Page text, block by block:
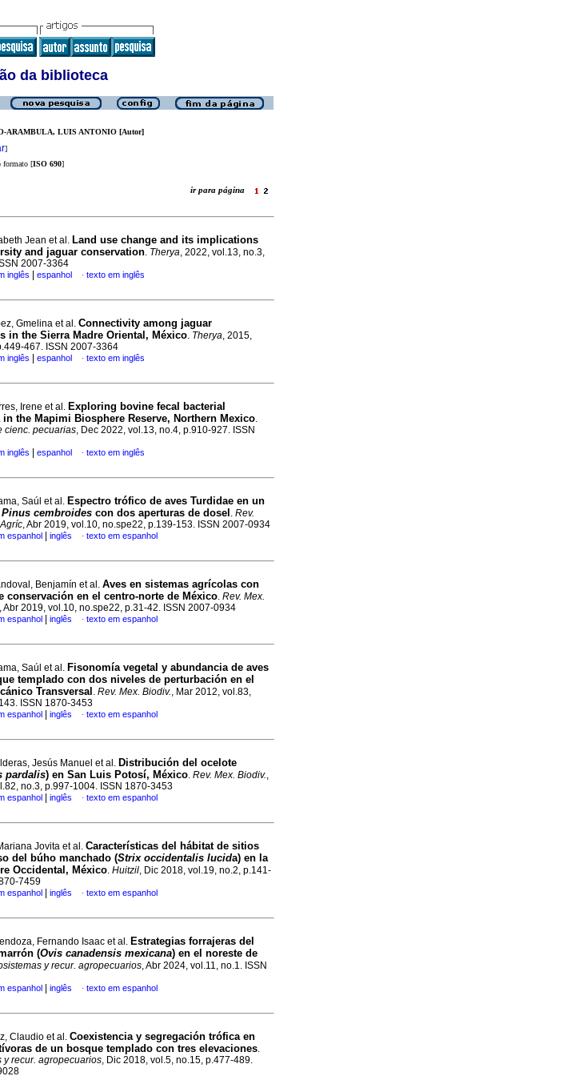
da biblioteca
ARAMBULA, LUIS ANTONIO [Autor]
]
[ISO 690]
ir para página
Jean et al. Land use change and its implications
and jaguar conservation. Therya, 2022, vol.13, no.3,
2007-3364
inglês espanhol · texto em inglês
Gmelina et al. Connectivity among jaguar
in the Sierra Madre Oriental, México. Therya, 2015,
467. ISSN 2007-3364
inglês espanhol · texto em inglês
Irene et al. Exploring bovine fecal bacterial
the Mapimi Biosphere Reserve, Northern Mexico.
cienc. pecuarias, Dec 2022, vol.13, no.4, p.910-927. ISSN
inglês espanhol · texto em inglês
Saúl et al. Espectro trófico de aves Turdidae en un
Pinus cembroides con dos aperturas de dosel . Rev.
, Abr 2019, vol.10, no.spe22, p.139-153. ISSN 2007-0934
espanhol inglês · texto em espanhol
Benjamín et al. Aves en sistemas agrícolas con
conservación en el centro-norte de México. Rev. Mex.
, Abr 2019, vol.10, no.spe22, p.31-42. ISSN 2007-0934
espanhol inglês · texto em espanhol
Saúl et al. Fisonomía vegetal y abundancia de aves
templado con dos niveles de perturbación en el
Transversal . Rev. Mex. Biodiv., Mar 2012, vol.83,
ISSN 1870-3453
espanhol inglês · texto em espanhol
Jesús Manuel et al. Distribución del ocelote
pardalis) en San Luis Potosí, México. Rev. Mex. Biodiv.,
no.3, p.997-1004. ISSN 1870-3453
espanhol inglês · texto em espanhol
Jovita et al. Características del hábitat de sitios
del búho manchado (Strix occidentalis lucida) en la
Occidental, México. Huitzil, Dic 2018, vol.19, no.2, p.141-
7459
espanhol inglês · texto em espanhol
Fernando Isaac et al. Estrategias forrajeras del
(Ovis canadensis mexicana) en el noreste de
y recur. agropecuarios, Abr 2024, vol.11, no.1. ISSN
espanhol inglês · texto em espanhol
Claudio et al. Coexistencia y segregación trófica en
de un bosque templado con tres elevaciones.
y recur. agropecuarios, Dic 2018, vol.5, no.15, p.477-489.